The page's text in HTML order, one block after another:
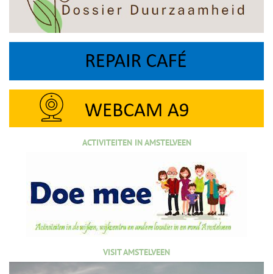
ACTIVITEITEN IN AMSTELVEEN
VISIT AMSTELVEEN